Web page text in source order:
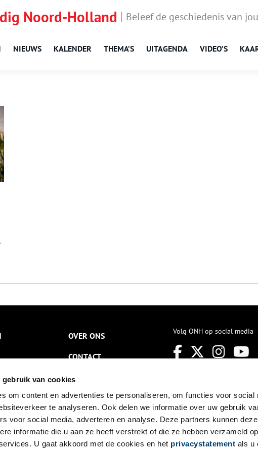
gebruik van cookies
om content en advertenties te personaliseren, om functies voor social
te analyseren. Ook delen we informatie over uw gebruik
voor social media, adverteren en analyse. Deze partners kunnen
informatie die u aan ze heeft verstrekt of die ze hebben verzameld
U gaat akkoord met de cookies en het privacystatement als u
Noord-Holland Beleef de geschiedenis van
NIEUWS KALENDER THEMA’S UITAGENDA VIDEO’S
OVER ONS
CONTACT
NIEUWSBRIEF
DISCLAIMER
PRIVACY
TOEGANKELIJKHEID
Volg ONH op social media